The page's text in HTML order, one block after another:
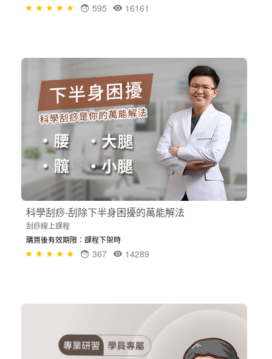
16161
595
科學刮痧-刮除下半身困擾的萬能解法
刮痧線上課程
購買後有效期限：課程下架時
14289
367